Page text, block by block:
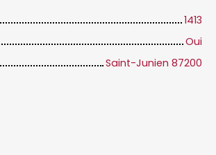
1413
Oui
Saint-Junien 87200